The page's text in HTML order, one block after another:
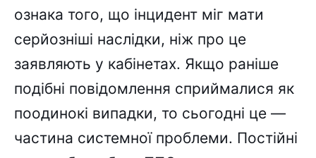
ознака того, що інцидент міг мати
серйозніші наслідки, ніж про це
заявляють у кабінетах. Якщо раніше
подібні повідомлення сприймалися як
поодинокі випадки, то сьогодні це —
частина системної проблеми. Постійні